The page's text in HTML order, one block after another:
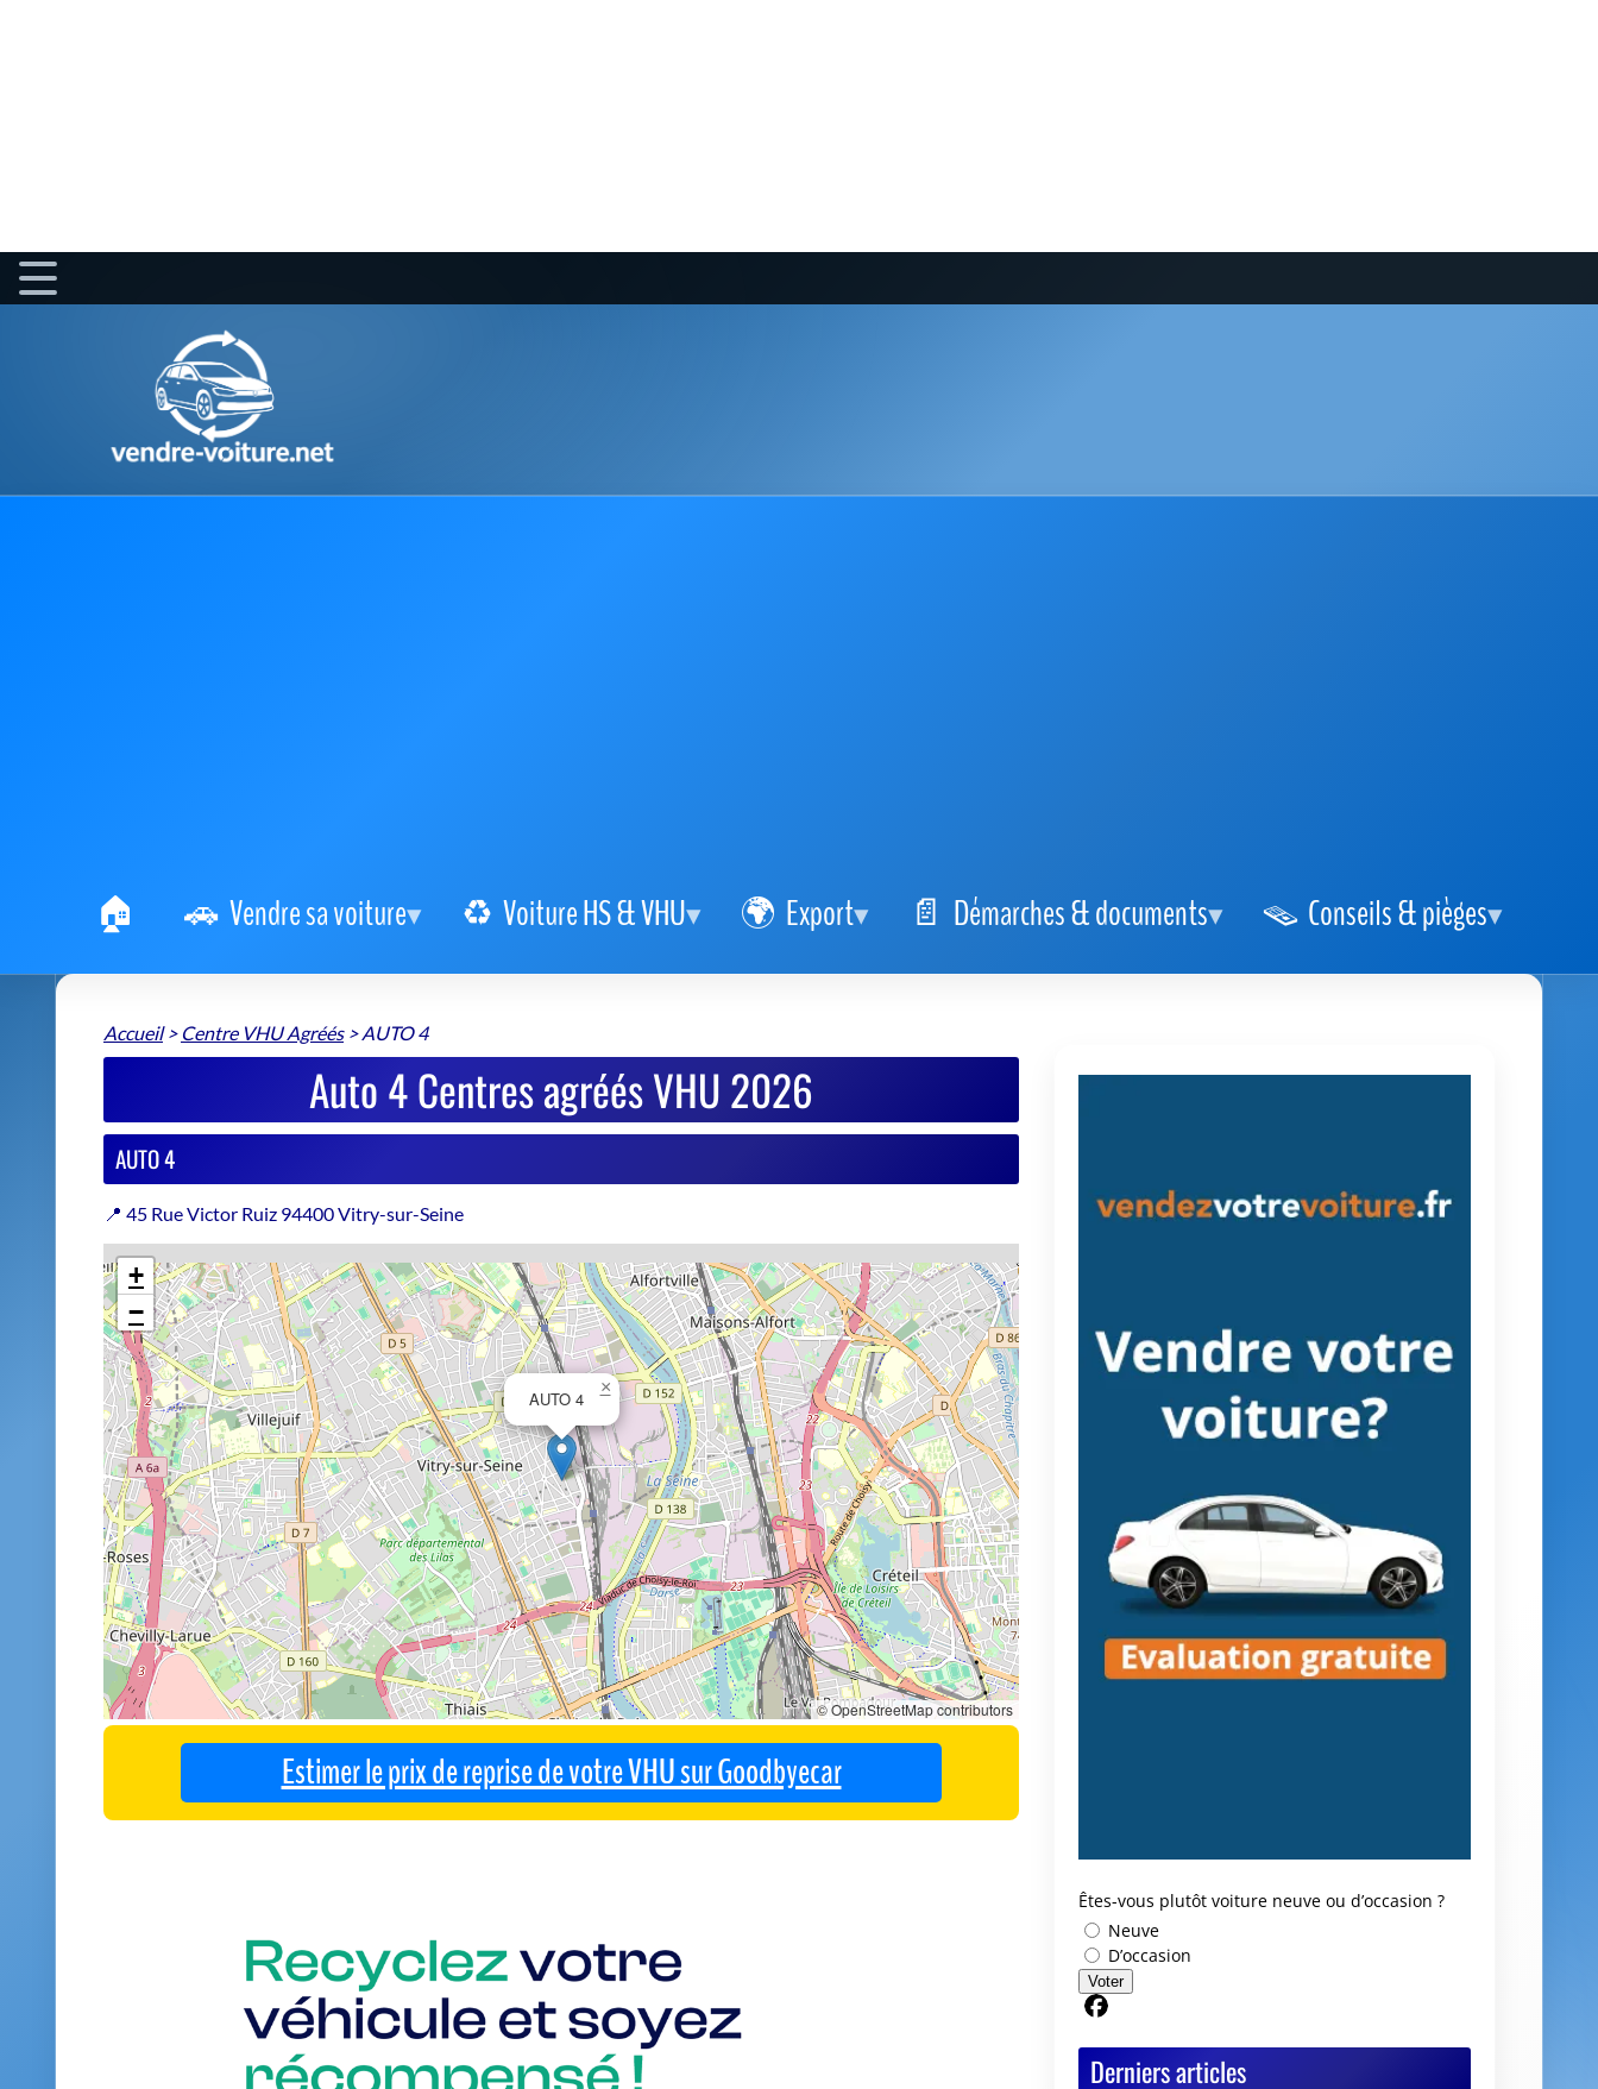
AUTO 4
×
+
−
© OpenStreetMap contributors
Estimer le prix de reprise de votre VHU sur Goodbyecar
Êtes-vous plutôt voiture neuve ou d’occasion ?
Neuve
Y a-t-il vraiment des deals Black Friday chez
les mandataires auto ?
Avis GoodbyeCar : que vaut ce service pour
vendre ou recycler une voiture HS ?
Quel est le meilleur moment pour vendre sa
voiture ?